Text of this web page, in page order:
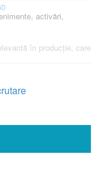
activări,
în producție, care